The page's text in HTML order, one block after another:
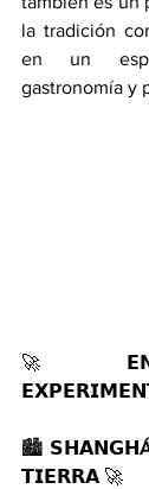
la tradición
en un
gastronomía y
🚀
🏙️
𝗧𝗜𝗘𝗥𝗥𝗔 🚀